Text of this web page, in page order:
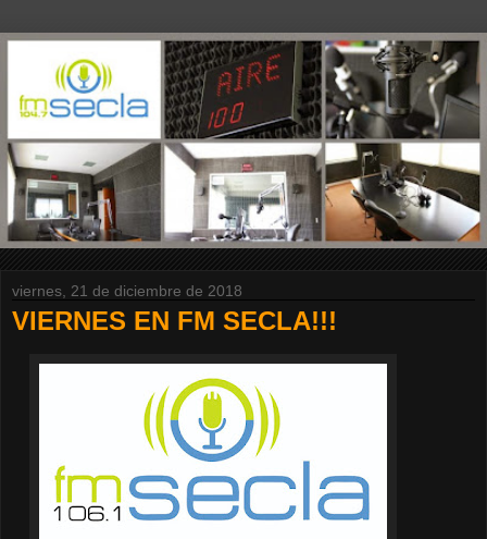
viernes, 21 de diciembre de 2018
VIERNES EN FM SECLA!!!